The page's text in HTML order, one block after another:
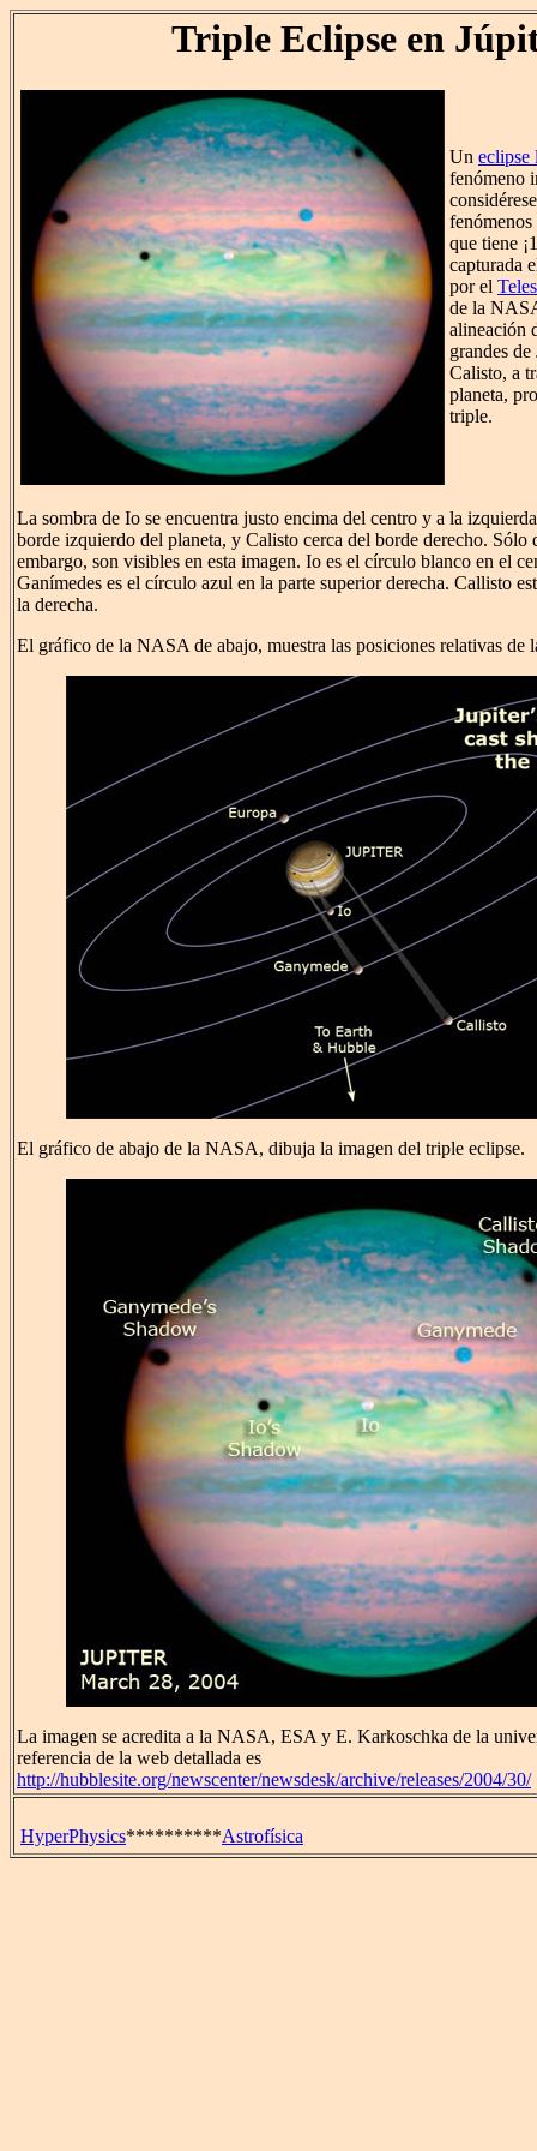
Triple Eclipse en
Un eclipse
fenómeno
que tiene
capturada
por el
de la
alineación
grandes
Calisto, a
planeta,
triple.
La sombra de Io se encuentra justo encima del centro y a la
borde izquierdo del planeta, y Calisto cerca del borde derecho. Sólo
embargo, son visibles en esta imagen. Io es el círculo blanco en el
Ganímedes es el círculo azul en la parte superior derecha. Callisto
la derecha.
El gráfico de la NASA de abajo, muestra las posiciones relativas de
El gráfico de abajo de la NASA, dibuja la imagen del triple eclipse.
La imagen se acredita a la NASA, ESA y E. Karkoschka de la
referencia de la web detallada es
http://hubblesite.org/newscenter/newsdesk/archive/releases/2004/30/
HyperPhysics**********Astrofísica